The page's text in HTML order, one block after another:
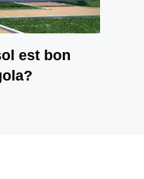
est bon